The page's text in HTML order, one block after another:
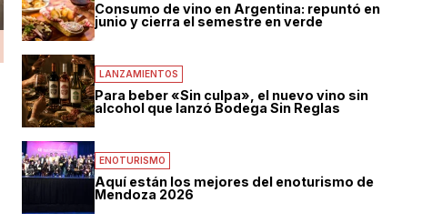
Consumo de vino en Argentina: repuntó en
junio y cierra el semestre en verde
LANZAMIENTOS
Para beber «Sin culpa», el nuevo vino sin
alcohol que lanzó Bodega Sin Reglas
ENOTURISMO
Aquí están los mejores del enoturismo de
Mendoza 2026